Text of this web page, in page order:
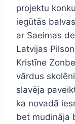
projektu
iegūtās
ar Saeimas
Latvijas
Kristīne
vārdus
slavēja
ka novadā
bet mudināja